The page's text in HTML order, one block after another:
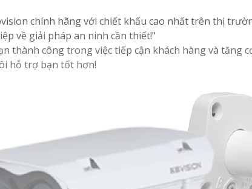
chính hãng với chiết khấu cao nhất trên thị
về giải pháp an ninh cần thiết!"
thành công trong việc tiếp cận khách hàng và tăng
hỗ trợ bạn tốt hơn!